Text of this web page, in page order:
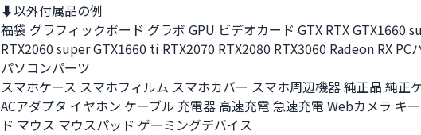
⬇以外付属品の例
福袋 グラフィックボード グラボ GPU ビデオカード GTX RTX GTX1660
RTX2060 super GTX1660 ti RTX2070 RTX2080 RTX3060 Radeon RX PC
パソコンパーツ
スマホケース スマホフィルム スマホカバー スマホ周辺機器 純正品 純正
ACアダプタ イヤホン ケーブル 充電器 高速充電 急速充電 Webカメラ キ
ド マウス マウスパッド ゲーミングデバイス